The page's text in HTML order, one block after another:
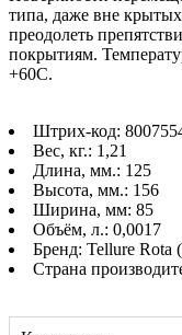
типа, даже вне
преодолеть
покрытиям.
+60С.
Штрих-код:
Вес, кг.: 1,21
Длина, мм.: 125
Высота, мм.: 156
Ширина, мм: 85
Объём, л.: 0,0017
Бренд: Tellure Rota
Страна